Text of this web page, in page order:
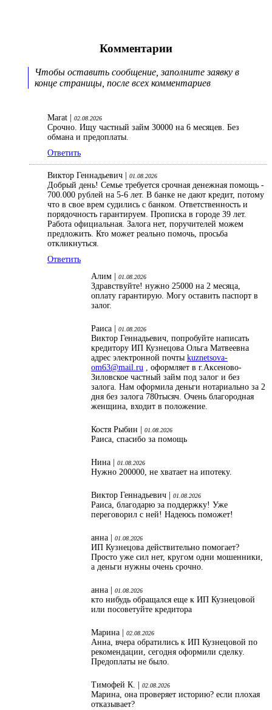
Комментарии
Чтобы оставить сообщение, заполните заявку в
конце страницы, после всех комментариев
Marat | 02.08.2026
Срочно. Ищу частный займ 30000 на 6 месяцев. Без
обмана и предоплаты.
Ответить
Виктор Геннадьевич | 01.08.2026
Добрый день! Семье требуется срочная денежная помощь -
700.000 рублей на 5-6 лет. В банке не дают кредит, потому
что в свое врем судились с банком. Ответственность и
порядочность гарантируем. Прописка в городе 39 лет.
Работа официальная. Залога нет, поручителей можем
предложить. Кто может реально помочь, просьба
откликнуться.
Ответить
Алим |
01.08.2026
Здравствуйте! нужно 25000 на 2 месяца,
оплату гарантирую. Могу оставить паспорт в
залог.
Раиса | 01.08.2026
Виктор Геннадьевич, попробуйте написать
кредитору ИП Кузнецова Ольга Матвеевна
адрес электронной почты kuznetsova-
om63@mail.ru , оформляет в г.Аксеново-
Зиловское частный займ под залог и без
залога. Нам оформила деньги нотариально за 2
дня без залога 780тысяч. Очень благородная
женщина, входит в положение.
Костя Рыбин | 01.08.2026
Раиса, спасибо за помощь
Нина | 01.08.2026
Нужно 200000, не хватает на ипотеку.
Виктор Геннадьевич | 01.08.2026
Раиса, благодарю за поддержку! Уже
переговорил с ней! Надеюсь поможет!
анна | 01.08.2026
ИП Кузнецова действительно помогает?
Просто уже сил нет, кругом одни мошенники,
а деньги нужны очень срочно.
анна | 01.08.2026
кто нибудь обращался еще к ИП Кузнецовой
или посоветуйте кредитора
Марина | 02.08.2026
Анна, вчера обратились к ИП Кузнецовой по
рекомендации, сегодня оформили сделку.
Предоплаты не было.
Тимофей К. | 02.08.2026
Марина, она проверяет историю? если плохая
отказывает?